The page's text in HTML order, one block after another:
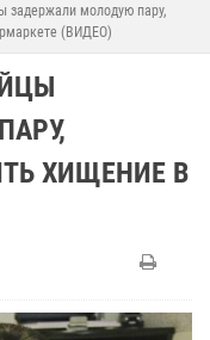
задержали молодую пару,
(ВИДЕО)
ХИЩЕНИЕ В